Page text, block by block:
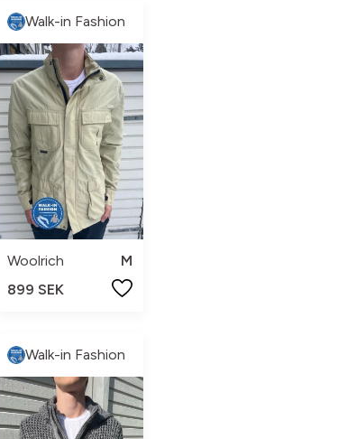
Walk-in Fashion
Woolrich
M
899 SEK
Walk-in Fashion